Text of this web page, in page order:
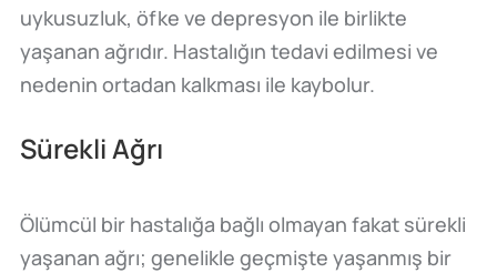
uykusuzluk, öfke ve depresyon ile birlikte
yaşanan ağrıdır. Hastalığın tedavi edilmesi ve
nedenin ortadan kalkması ile kaybolur.
Sürekli Ağrı
Ölümcül bir hastalığa bağlı olmayan fakat sürekli
yaşanan ağrı; genelikle geçmişte yaşanmış bir